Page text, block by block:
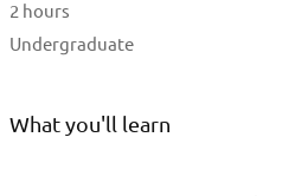
2 hours
Undergraduate
What you'll learn